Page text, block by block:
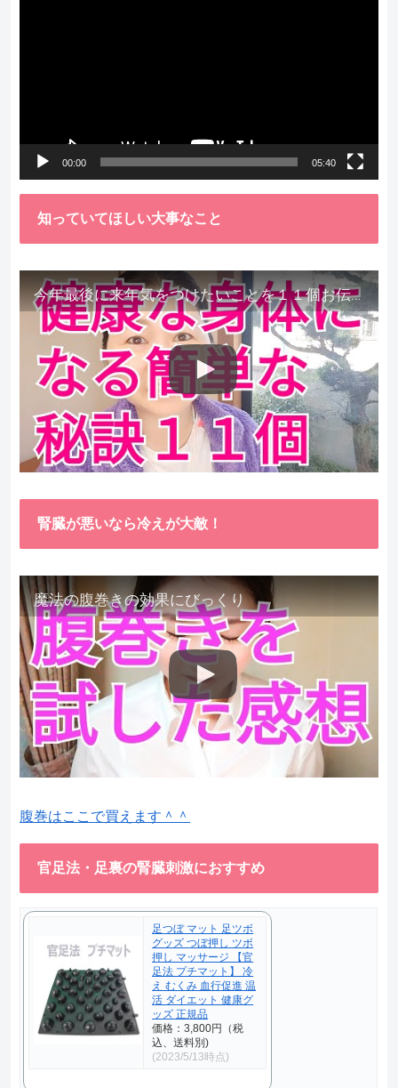
00:00 05:40
知っていてほしい大事なこと
今年最後に来年気をつけたいことを１１個お伝えします。
腎臓が悪いなら冷えが大敵！
魔法の腹巻きの効果にびっくり
腹巻はここで買えます＾＾
官足法・足裏の腎臓刺激におすすめ
足つぼ マット 足ツボ
グッズ つぼ押し ツボ
押し マッサージ 【官
足法 プチマット】 冷
え むくみ 血行促進 温
活 ダイエット 健康グ
ッズ 正規品
価格：3,800円（税
込、送料別)
(2023/5/13時点)